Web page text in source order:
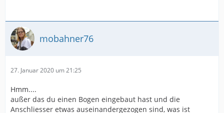
mobahner76
27. Januar 2020 um 21:25
Hmm....
außer das du einen Bogen eingebaut hast und die
Anschliesser etwas auseinandergezogen sind, was ist